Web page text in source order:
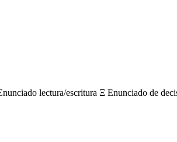
lectura/escritura Ξ Enunciado de